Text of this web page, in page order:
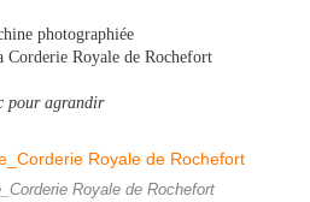
photographiée
Corderie Royale de Rochefort
pour agrandir
Royale de Rochefort